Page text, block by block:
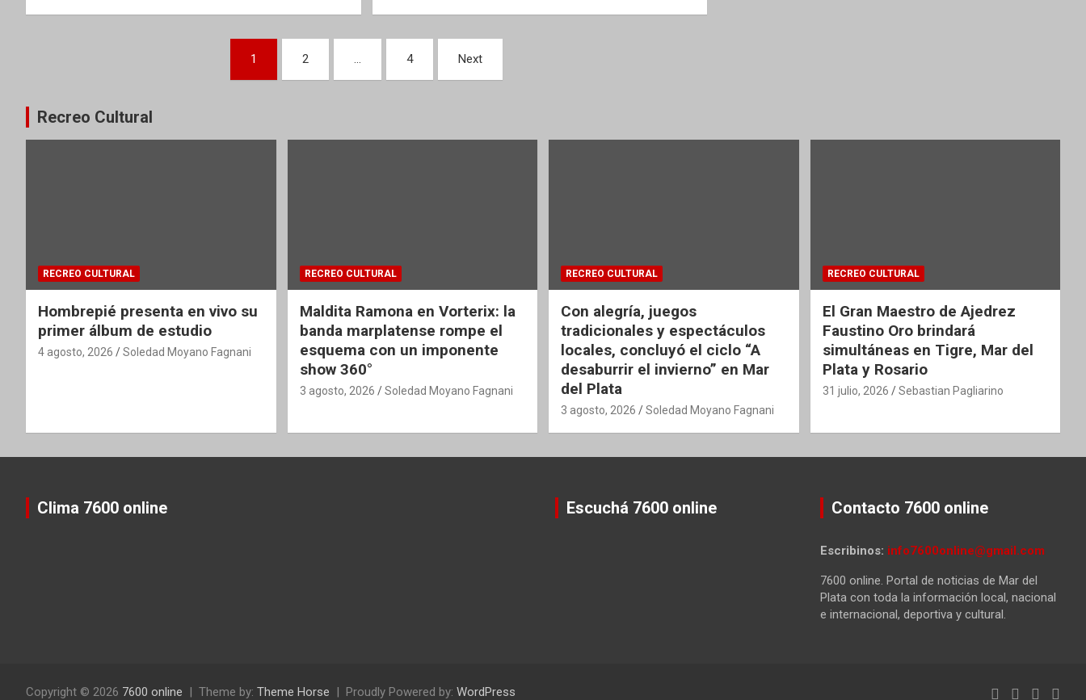
entradas
1 2 … 4 Next
Recreo Cultural
RECREO CULTURAL
Hombrepié presenta en vivo su
primer álbum de estudio
4 agosto, 2026 Soledad Moyano Fagnani
RECREO CULTURAL
Maldita Ramona en Vorterix: la
banda marplatense rompe el
esquema con un imponente
show 360°
3 agosto, 2026 Soledad Moyano Fagnani
RECREO CULTURAL
Con alegría, juegos
tradicionales y espectáculos
locales, concluyó el ciclo “A
desaburrir el invierno” en Mar
del Plata
3 agosto, 2026 Soledad Moyano Fagnani
RECREO CULTURAL
El Gran Maestro de Ajedrez
Faustino Oro brindará
simultáneas en Tigre, Mar del
Plata y Rosario
31 julio, 2026 Sebastian Pagliarino
Clima 7600 online Escuchá 7600 online Contacto 7600 online
Escribinos: info7600online@gmail.com
7600 online. Portal de noticias de Mar del
Plata con toda la información local, nacional
e internacional, deportiva y cultural.
Copyright © 2026 7600 online Theme by: Theme Horse Proudly Powered by: WordPress